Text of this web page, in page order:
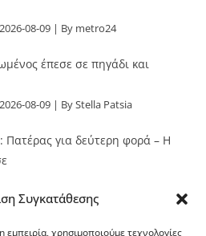
Συγκατάθεσης
χρησιμοποιούμε τεχνολογίες
08-09 By metro24
έπεσε σε πηγάδι και
08-09 By Stella Patsia
Πατέρας για δεύτερη φορά – Η